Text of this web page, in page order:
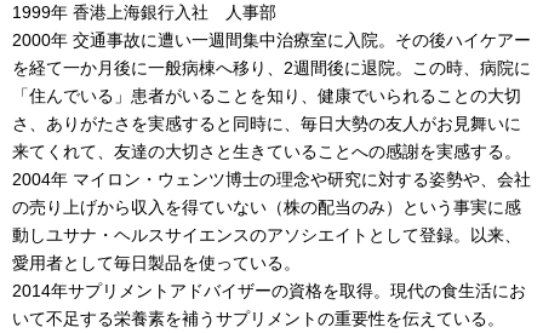
1999年 香港上海銀行入社 人事部
2000年 交通事故に遭い一週間集中治療室に入院。その後ハイケアー
を経て一か月後に一般病棟へ移り、2週間後に退院。この時、病院に
「住んでいる」患者がいることを知り、健康でいられることの大切
さ、ありがたさを実感すると同時に、毎日大勢の友人がお見舞いに
来てくれて、友達の大切さと生きていることへの感謝を実感する。
2004年 マイロン・ウェンツ博士の理念や研究に対する姿勢や、会社
の売り上げから収入を得ていない（株の配当のみ）という事実に感
動しユサナ・ヘルスサイエンスのアソシエイトとして登録。以来、
愛用者として毎日製品を使っている。
2014年サプリメントアドバイザーの資格を取得。現代の食生活にお
いて不足する栄養素を補うサプリメントの重要性を伝えている。